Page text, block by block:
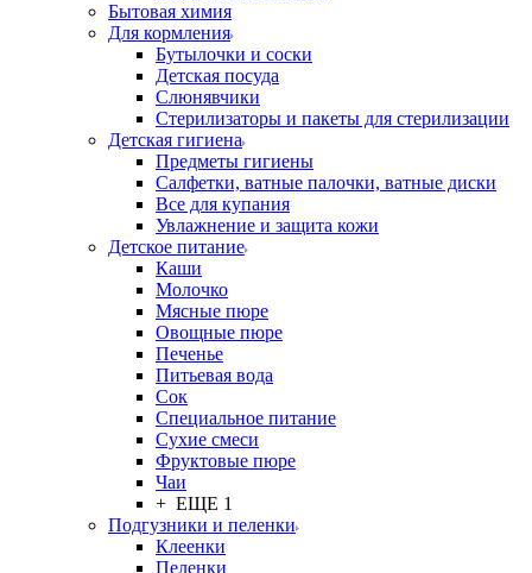
Бытовая химия
Для кормления
Бутылочки и соски
Детская посуда
Слюнявчики
Стерилизаторы и пакеты для стерилизации
Детская гигиена
Предметы гигиены
Салфетки, ватные палочки, ватные диски
Все для купания
Увлажнение и защита кожи
Детское питание
Каши
Молочко
Мясные пюре
Овощные пюре
Печенье
Питьевая вода
Сок
Специальное питание
Сухие смеси
Фруктовые пюре
Чаи
+ ЕЩЕ 1
Подгузники и пеленки
Клеенки
Пеленки